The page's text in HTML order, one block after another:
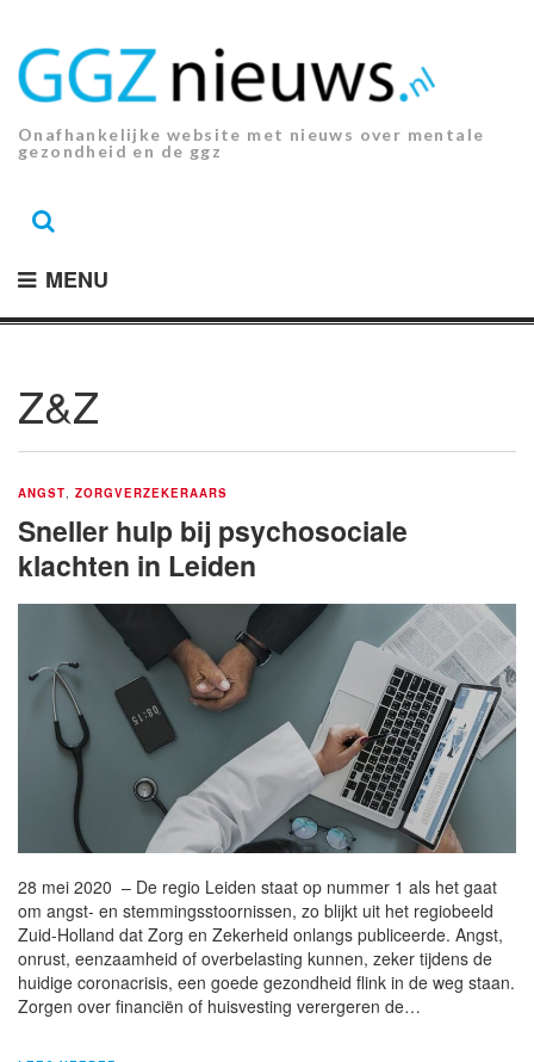
inhoud.
Onafhankelijke website met nieuws over mentale
gezondheid en de ggz
MENU
Z&Z
ANGST ZORGVERZEKERAARS
Sneller hulp bij psychosociale
klachten in Leiden
28 mei 2020 – De regio Leiden staat op nummer 1 als het gaat
om angst- en stemmingsstoornissen, zo blijkt uit het regiobeeld
Zuid-Holland dat Zorg en Zekerheid onlangs publiceerde. Angst,
onrust, eenzaamheid of overbelasting kunnen, zeker tijdens de
huidige coronacrisis, een goede gezondheid flink in de weg staan.
Zorgen over financiën of huisvesting verergeren de…